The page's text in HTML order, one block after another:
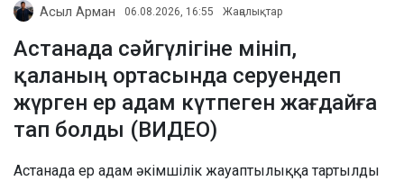
Асыл Арман 06.08.2026, 16:55 Жаңалықтар
Астанада сәйгүлігіне мініп,
қаланың ортасында серуендеп
жүрген ер адам күтпеген жағдайға
тап болды (ВИДЕО)
Астанада ер адам әкімшілік жауаптылыққа тартылды